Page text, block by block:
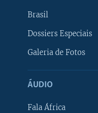
Brasil
Dossiers Especiais
Galeria de Fotos
ÁUDIO
Fala África